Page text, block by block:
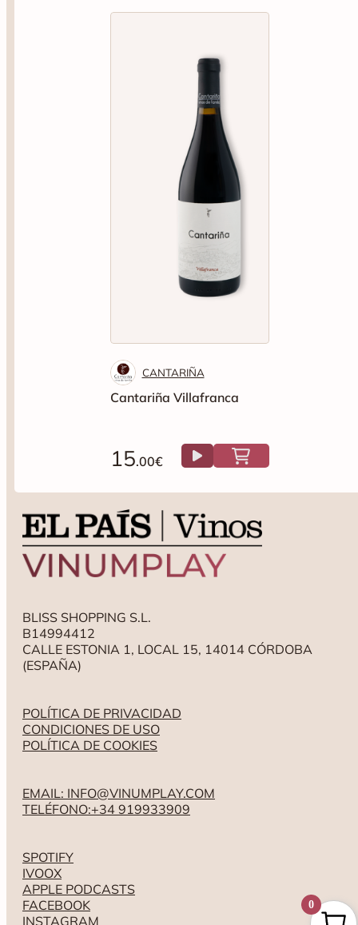
CANTARIÑA
Cantariña Villafranca
15.00€
BLISS SHOPPING S.L.
B14994412
CALLE ESTONIA 1, LOCAL 15, 14014 CÓRDOBA
(ESPAÑA)
POLÍTICA DE PRIVACIDAD
CONDICIONES DE USO
POLÍTICA DE COOKIES
EMAIL: INFO@VINUMPLAY.COM
TELÉFONO:+34 919933909
SPOTIFY
IVOOX
APPLE PODCASTS
FACEBOOK
INSTAGRAM
0